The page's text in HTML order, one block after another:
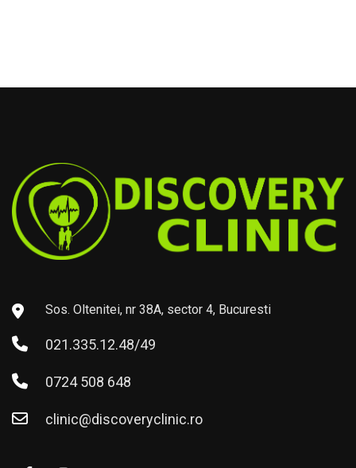
Sos. Oltenitei, nr 38A, sector 4, Bucuresti
021.335.12.48/49
0724 508 648
clinic@discoveryclinic.ro